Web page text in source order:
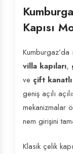
Kapısı
Kumburgaz’da
villa kapıları,
ve çift
geniş açılı
mekanizmalar
nem girişini
Klasik çelik